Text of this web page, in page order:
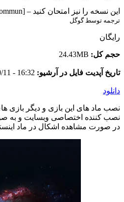
این نسخه را نیز امتحان کنید – [url=https://steamcommun…
ترجمه توسط گوگل
رایگان
حجم کل: 24.43MB
تاریخ آپدیت فایل در آرشیو: 16:32 - 2025/10/11
دانلود
نصب کننده اختصاصی وبسایت و به
در صورت مشاهده اشکال در ماد